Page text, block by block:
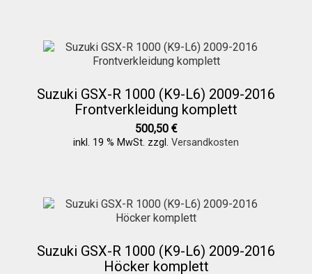
Über uns
Infos zu unseren Produkten
Sitzpolster und erhöhte Sitzpolster
Suzuki GSX-R 1000 (K9-L6) 2009-2016
Frontverkleidung komplett
500,50 €
inkl. 19 % MwSt. zzgl. Versandkosten
Suzuki GSX-R 1000 (K9-L6) 2009-2016
Höcker komplett